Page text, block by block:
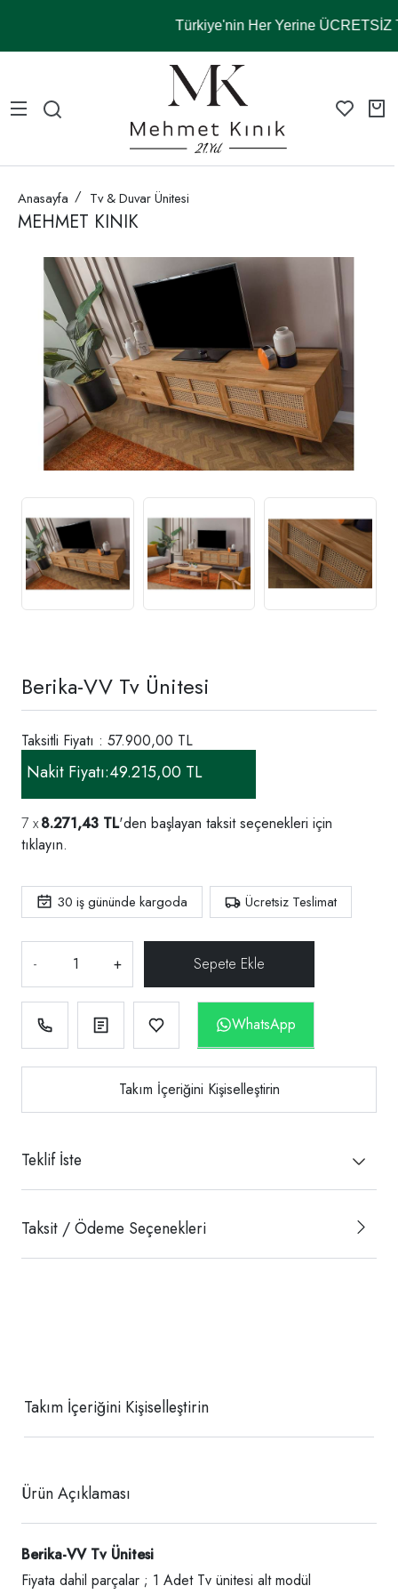
Türkiye'nin Her Yerine ÜCRETSİZ
Anasayfa Tv & Duvar Ünitesi
MEHMET KINIK
Berika-VV Tv Ünitesi
Taksitli Fiyatı : 57.900,00 TL
Nakit Fiyatı:49.215,00 TL
8.271,43 TL'den başlayan taksit seçenekleri için
tıklayın.
30 iş gününde kargoda Ücretsiz Teslimat
- +
WhatsApp
Takım İçeriğini Kişiselleştirin
Teklif İste
Taksit / Ödeme Seçenekleri
Takım İçeriğini Kişiselleştirin
Ürün Açıklaması
Berika-VV Tv Ünitesi
Fiyata dahil parçalar ; 1 Adet Tv ünitesi alt modül